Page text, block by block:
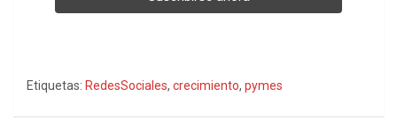
Etiquetas: RedesSociales, crecimiento, pymes